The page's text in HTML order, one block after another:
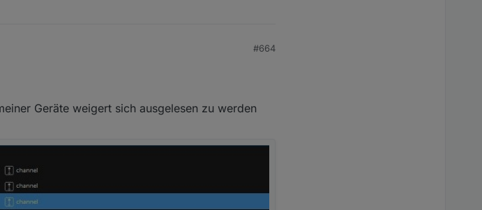
#664
Geräte weigert sich ausgelesen zu werden